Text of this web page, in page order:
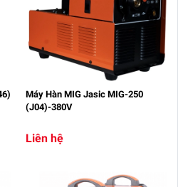
Máy Hàn MIG Jasic MIG-250
(J04)-380V
Liên hệ